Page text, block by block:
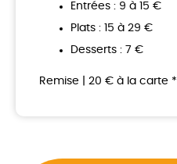
Entrées : 9 à 15 €
Plats : 15 à 29 €
Desserts : 7 €
Remise | 20 € à la carte *